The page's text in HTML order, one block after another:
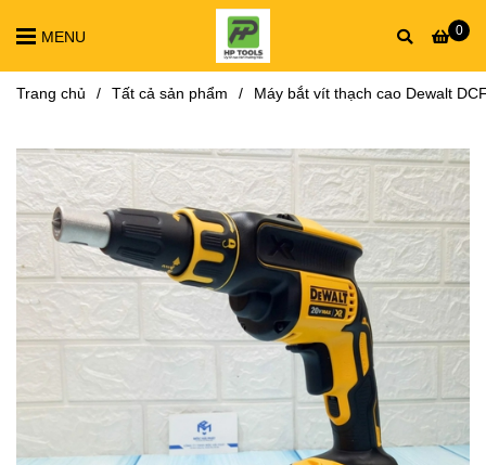
0
MENU
Trang chủ / Tất cả sản phẩm / Máy bắt vít thạch cao Dewalt